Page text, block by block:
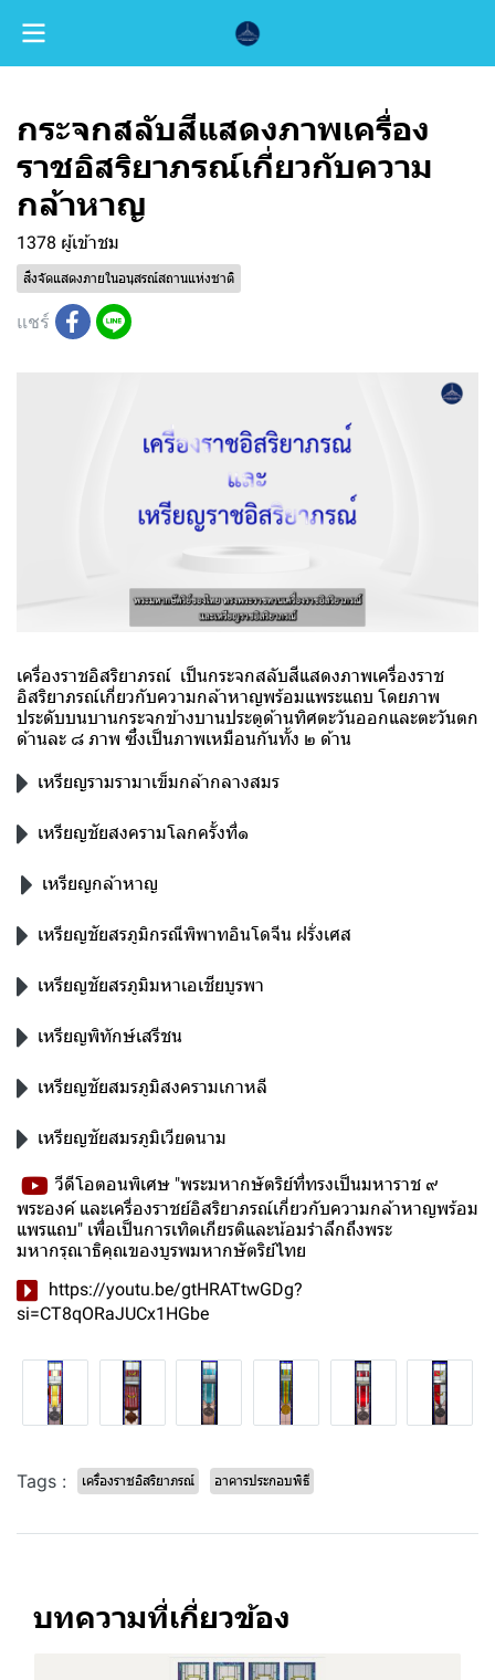
กระจกสลับสีแสดงภาพเครื่อง
ราชอิสริยาภรณ์เกี่ยวกับความ
กล้าหาญ
1378 ผู้เข้าชม
สิ่งจัดแสดงภายในอนุสรณ์สถานแห่งชาติ
แชร์
เครื่องราชอิสริยาภรณ์ เป็นกระจกสลับสีแสดงภาพเครื่องราช
อิสริยาภรณ์เกี่ยวกับความกล้าหาญพร้อมแพระแถบ โดยภาพ
ประดับบนบานกระจกข้างบานประตูด้านทิศตะวันออกและตะวันตก
ด้านละ ๘ ภาพ ซึ่งเป็นภาพเหมือนกันทั้ง ๒ ด้าน
เหรียญรามรามาเข็มกล้ากลางสมร
เหรียญชัยสงครามโลกครั้งที่๑
เหรียญกล้าหาญ
เหรียญชัยสรภูมิกรณีพิพาทอินโดจีน ฝรั่งเศส
เหรียญชัยสรภูมิมหาเอเชียบูรพา
เหรียญพิทักษ์เสรีชน
เหรียญชัยสมรภูมิสงครามเกาหลี
เหรียญชัยสมรภูมิเวียดนาม
วีดีโอตอนพิเศษ "พระมหากษัตริย์ที่ทรงเป็นมหาราช ๙
พระองค์ และเครื่องราชย์อิสริยาภรณ์เกี่ยวกับความกล้าหาญพร้อม
แพรแถบ" เพื่อเป็นการเทิดเกียรติและน้อมรำลึกถึงพระ
มหากรุณาธิคุณของบูรพมหากษัตริย์ไทย
https://youtu.be/gtHRATtwGDg?
si=CT8qORaJUCx1HGbe
Tags : เครื่องราชอิสริยาภรณ์ อาคารประกอบพิธี
บทความที่เกี่ยวข้อง